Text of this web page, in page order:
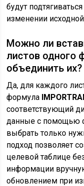
будут
изменении
Можно ли
листов одного
объединить их?
Да, для каждого
формула
соответствующий
данные с помощью
выбрать только
подход позволяет
целевой таблице
информации
обновлением при